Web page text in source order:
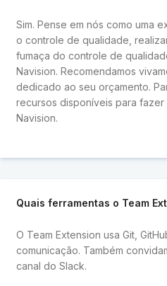
Sim. Pense em nós como uma
o controle de qualidade,
fumaça do controle de
Navision. Recomendamos
dedicado ao seu orçamento.
recursos disponíveis para
Navision.
Quais ferramentas o Team
O Team Extension usa Git,
comunicação. Também
canal do Slack.